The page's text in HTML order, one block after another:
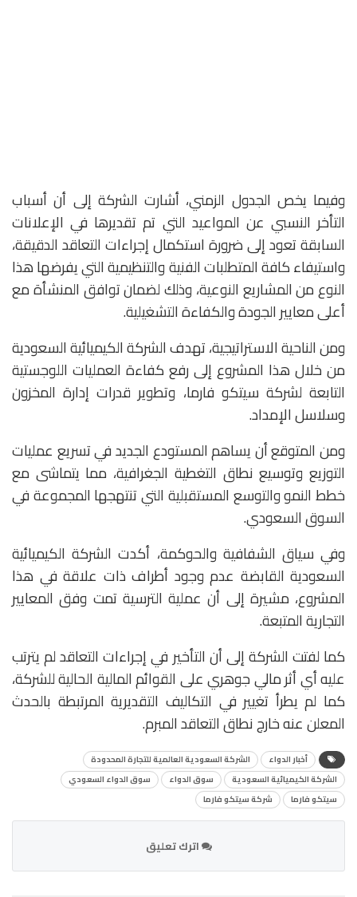
وفيما يخص الجدول الزمني، أشارت الشركة إلى أن أسباب
التأخر النسبي عن المواعيد التي تم تقديرها في الإعلانات
السابقة تعود إلى ضرورة استكمال إجراءات التعاقد الدقيقة،
واستيفاء كافة المتطلبات الفنية والتنظيمية التي يفرضها هذا
النوع من المشاريع النوعية، وذلك لضمان توافق المنشأة مع
أعلى معايير الجودة والكفاءة التشغيلية.
ومن الناحية الاستراتيجية، تهدف الشركة الكيميائية السعودية
من خلال هذا المشروع إلى رفع كفاءة العمليات اللوجستية
التابعة لشركة سيتكو فارما، وتطوير قدرات إدارة المخزون
وسلاسل الإمداد.
ومن المتوقع أن يساهم المستودع الجديد في تسريع عمليات
التوزيع وتوسيع نطاق التغطية الجغرافية، مما يتماشى مع
خطط النمو والتوسع المستقبلية التي تنتهجها المجموعة في
السوق السعودي.
وفي سياق الشفافية والحوكمة، أكدت الشركة الكيميائية
السعودية القابضة عدم وجود أطراف ذات علاقة في هذا
المشروع، مشيرة إلى أن عملية الترسية تمت وفق المعايير
التجارية المتبعة.
كما لفتت الشركة إلى أن التأخير في إجراءات التعاقد لم يترتب
عليه أي أثر مالي جوهري على القوائم المالية الحالية للشركة،
كما لم يطرأ تغيير في التكاليف التقديرية المرتبطة بالحدث
المعلن عنه خارج نطاق التعاقد المبرم.
أخبار الدواء
الشركة السعودية العالمية للتجارة المحدودة
الشركة الكيميائية السعودية
سوق الدواء
سوق الدواء السعودي
سيتكو فارما
شركة سيتكو فارما
اترك تعليق